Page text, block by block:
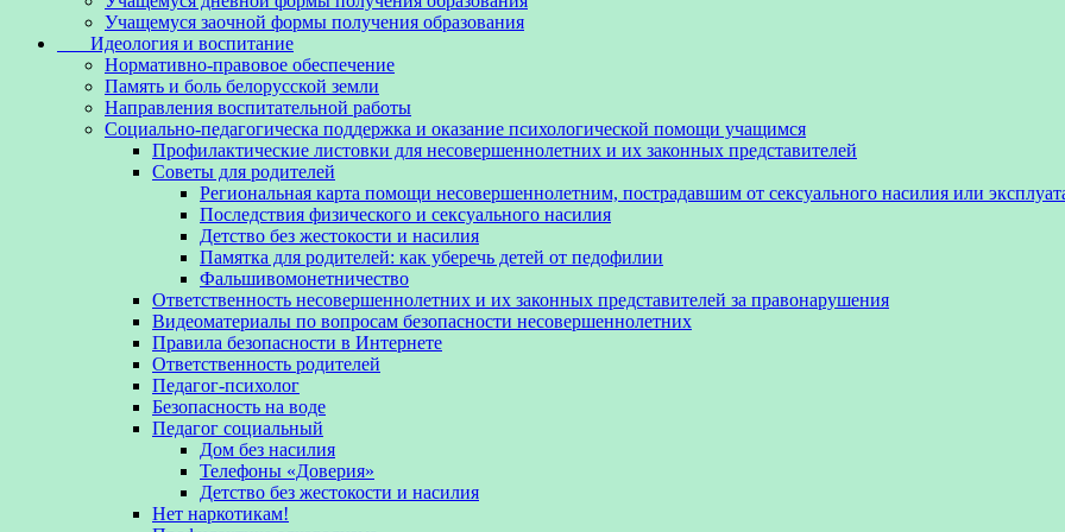
Учащемуся заочной формы получения образования
Идеология и воспитание
Нормативно-правовое обеспечение
Память и боль белорусской земли
Направления воспитательной работы
Социально-педагогическа поддержка и оказание психологической помощи учащимся
Профилактические листовки для несовершеннолетних и их законных представителей
Советы для родителей
Региональная карта помощи несовершеннолетним, пострадавшим от сексуального насилия или
Последствия физического и сексуального насилия
Детство без жестокости и насилия
Памятка для родителей: как уберечь детей от педофилии
Фальшивомонетничество
Ответственность несовершеннолетних и их законных представителей за правонарушения
Видеоматериалы по вопросам безопасности несовершеннолетних
Правила безопасности в Интернете
Ответственность родителей
Педагог-психолог
Безопасность на воде
Педагог социальный
Дом без насилия
Телефоны «Доверия»
Детство без жестокости и насилия
Нет наркотикам!